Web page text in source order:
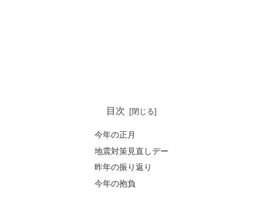
目次
今年の正月
地震対策見直しデー
昨年の振り返り
今年の抱負